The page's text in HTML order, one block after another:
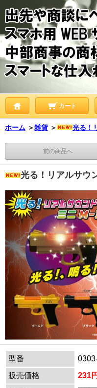
カート
ホーム ＞雑貨 ＞ 光る！
前の商品へ
光る！リアルサウ
型番
販売価格
231